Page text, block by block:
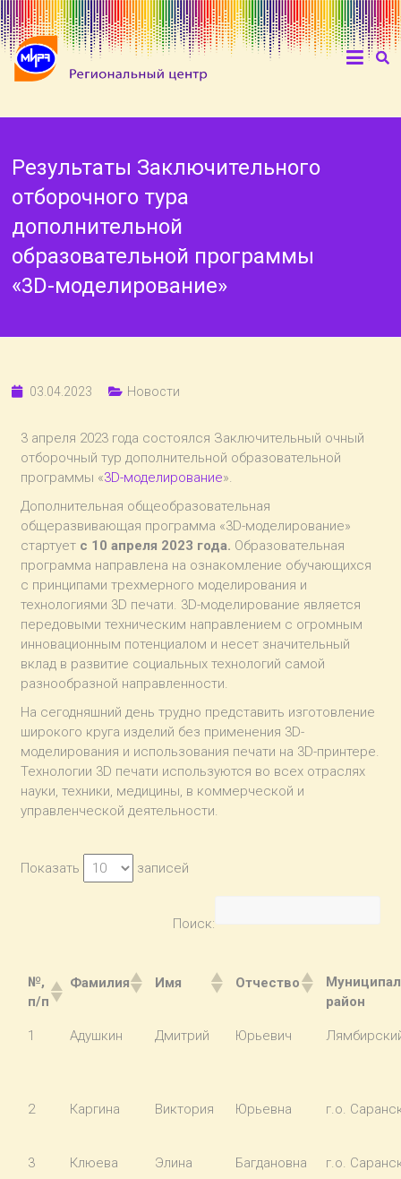
Результаты Заключительного
отборочного тура
дополнительной
образовательной программы
«3D-моделирование»
03.04.2023 Новости
3 апреля 2023 года состоялся Заключительный очный
отборочный тур дополнительной образовательной
программы «3D-моделирование».
Дополнительная общеобразовательная
общеразвивающая программа «3D-моделирование»
стартует с 10 апреля 2023 года. Образовательная
программа направлена на ознакомление обучающихся
с принципами трехмерного моделирования и
технологиями 3D печати. 3D-моделирование является
передовыми техническим направлением с огромным
инновационным потенциалом и несет значительный
вклад в развитие социальных технологий самой
разнообразной направленности.
На сегодняшний день трудно представить изготовление
широкого круга изделий без применения 3D-
моделирования и использования печати на 3D-принтере.
Технологии 3D печати используются во всех отраслях
науки, техники, медицины, в коммерческой и
управленческой деятельности.
Показать записей
Поиск:
№,
п/п
Фамилия Имя Отчество
район
1 Адушкин Дмитрий Юрьевич
2 Каргина Виктория Юрьевна г.о.
3 Клюева Элина Багдановна г.о.